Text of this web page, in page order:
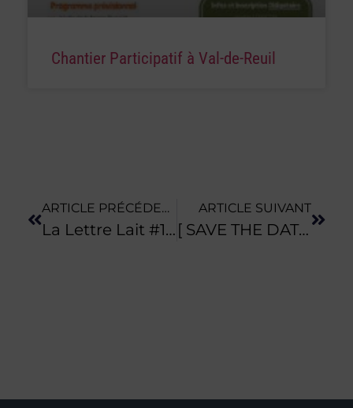
Chantier Participatif à Val-de-Reuil
ARTICLE PRÉCÉDENT
La Lettre Lait #14 Est Sortie
ARTICLE SUIVANT
[ SAVE THE DATE ]